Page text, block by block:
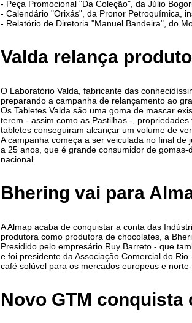
- Peça Promocional "Da Coleção", da Júlio
- Calendário "Orixás", da Pronor Petroquímica,
- Relatório de Diretoria "Manuel Bandeira", do
Valda relança
O Laboratório Valda, fabricante das
preparando a campanha de relançamento ao
Os Tabletes Valda são uma goma de mascar
terem - assim como as Pastilhas -,
tabletes conseguiram alcançar um volume de
A campanha começa a ser veiculada no final
a 25 anos, que é grande consumidor de
nacional.
Bhering vai para
A Almap acaba de conquistar a conta das
produtora como produtora de chocolates, a
Presidido pelo empresário Ruy Barreto - que
e foi presidente da Associação Comercial do
café solúvel para os mercados europeus e
Novo GTM conquista